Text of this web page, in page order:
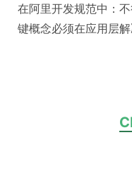
在阿里开发规范中：
键概念必须在应用层